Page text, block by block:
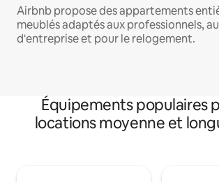
Airbnb propose des appartements
meublés adaptés aux professionnels,
d'entreprise et pour le relogement.
Équipements populaires
locations moyenne et